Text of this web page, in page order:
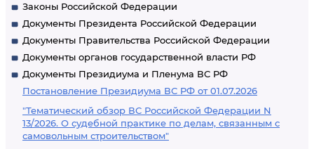
Законы Российской Федерации
Документы Президента Российской Федерации
Документы Правительства Российской Федерации
Документы органов государственной власти РФ
Документы Президиума и Пленума ВС РФ
Постановление Президиума ВС РФ от 01.07.2026
"Тематический обзор ВС Российской Федерации N
13/2026. О судебной практике по делам, связанным с
самовольным строительством"